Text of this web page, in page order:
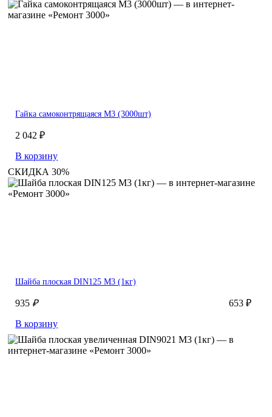
Гайка самоконтрящаяся M3 (3000шт)
2 042 ₽
В корзину
СКИДКА 30%
Шайба плоская DIN125 М3 (1кг)
935₽
653 ₽
В корзину